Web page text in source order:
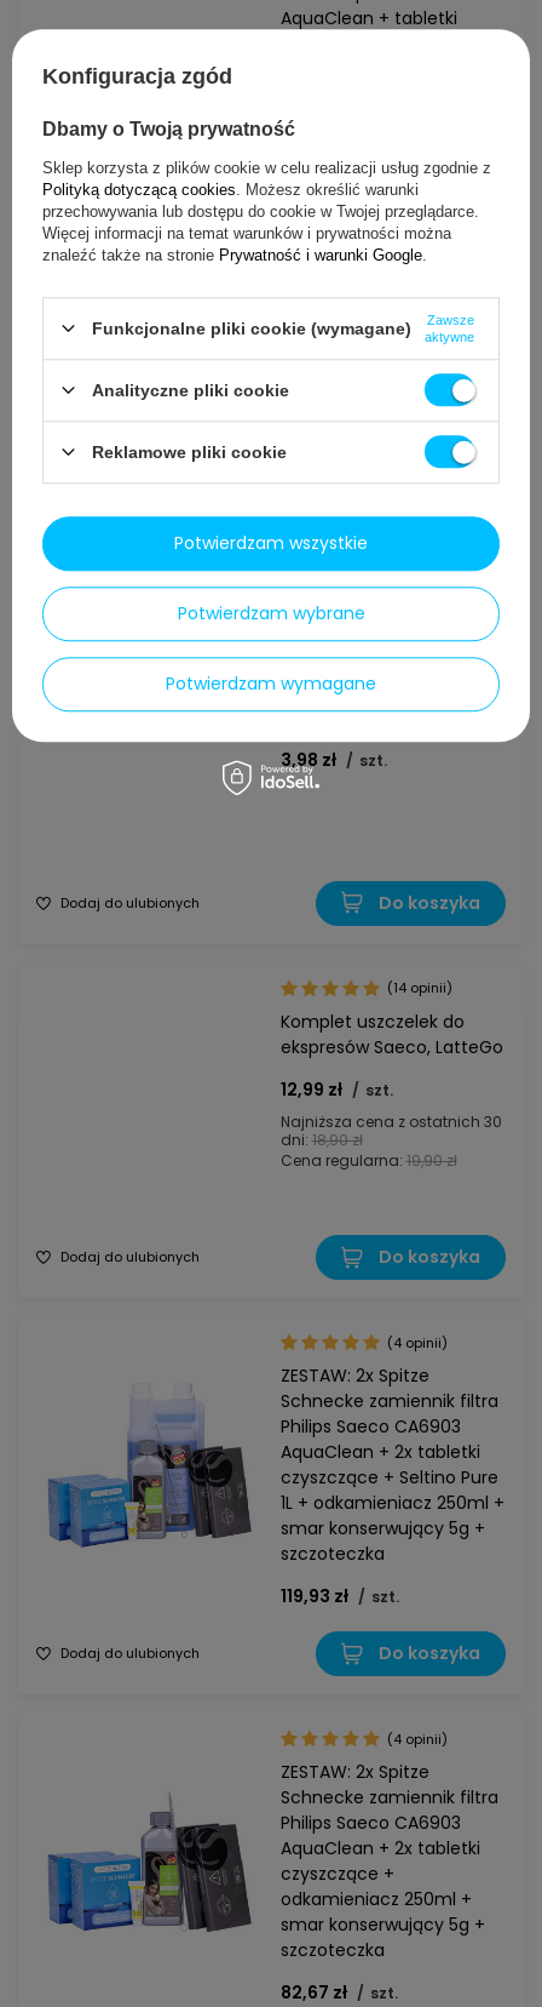
AquaClean + tabletki
Dodaj do ulubionych Do koszyka
ZESTAW: 2x Filtr Seltino
Ocea zamiennik do Philips
odkamieniacz CA6700/10
+ tabletki CA6704/10 +
szczoteczka
74,00 zł
(5 opinii)
Dodaj do ulubionych
Uszczelka O-ring bloku
zaparzania ekspresu
Saeco Philips
3,98 zł / szt.
Dodaj do ulubionych Do koszyka
Komplet uszczelek do
ekspresów Saeco, LatteGo
12,99 zł / szt.
Najniższa cena z ostatnich 30
dni:18,90 zł
Cena regularna:19,90 zł
(14 opinii)
Dodaj do ulubionych Do koszyka
ZESTAW: 2x Spitze
Schnecke zamiennik filtra
Philips Saeco CA6903
AquaClean + 2x tabletki
czyszczące + Seltino Pure
1L + odkamieniacz 250ml +
smar konserwujący 5g +
szczoteczka
119,93 zł / szt.
(4 opinii)
Dodaj do ulubionych Do koszyka
ZESTAW: 2x Spitze
Schnecke zamiennik filtra
Philips Saeco CA6903
AquaClean + 2x tabletki
czyszczące +
odkamieniacz 250ml +
smar konserwujący 5g +
szczoteczka
82,67 zł / szt.
(4 opinii)
Konfiguracja zgód
Dbamy o Twoją prywatność
Sklep korzysta z plików cookie w celu realizacji usług zgodnie z
Polityką dotyczącą cookies . Możesz określić warunki
przechowywania lub dostępu do cookie w Twojej przeglądarce.
Więcej informacji na temat warunków i prywatności można
znaleźć także na stronie Prywatność i warunki Google
Funkcjonalne pliki cookie (wymagane)
Zawsze
aktywne
Analityczne pliki cookie
Reklamowe pliki cookie
Potwierdzam wybrane
Potwierdzam wymagane
Potwierdzam wszystkie